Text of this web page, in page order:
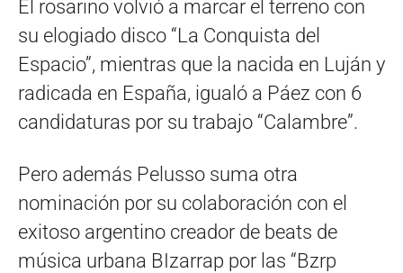
El rosarino volvió a marcar el terreno con
su elogiado disco “La Conquista del
Espacio”, mientras que la nacida en Luján y
radicada en España, igualó a Páez con 6
candidaturas por su trabajo “Calambre”.
Pero además Pelusso suma otra
nominación por su colaboración con el
exitoso argentino creador de beats de
música urbana BIzarrap por las “Bzrp